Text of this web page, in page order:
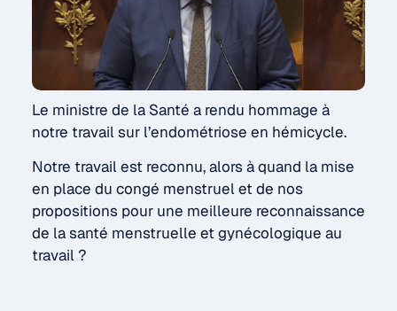
Le ministre de la Santé a rendu hommage à
notre travail sur l’endométriose en hémicycle.
Notre travail est reconnu, alors à quand la mise
en place du congé menstruel et de nos
propositions pour une meilleure reconnaissance
de la santé menstruelle et gynécologique au
travail ?